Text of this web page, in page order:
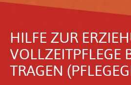
HILFE ZUR
VOLL­ZEIT­PFLEGE
TRAGEN